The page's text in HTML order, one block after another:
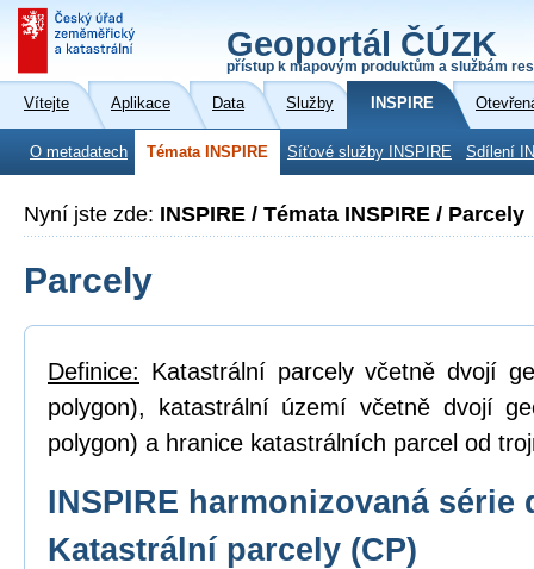
Geoportál ČÚZK
přístup k mapovým produktům a službám
Vítejte Aplikace Data Služby INSPIRE
O metadatech Témata INSPIRE Síťové služby INSPIRE Sdílení
Nyní jste zde: INSPIRE / Témata INSPIRE / Parcely
Parcely
Definice: Katastrální parcely včetně dvojí
polygon), katastrální území včetně dvojí
polygon) a hranice katastrálních parcel od
INSPIRE harmonizovaná série
Katastrální parcely (CP)